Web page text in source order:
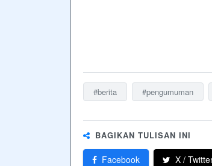
#berita #pengumuman
BAGIKAN TULISAN INI
Facebook X /